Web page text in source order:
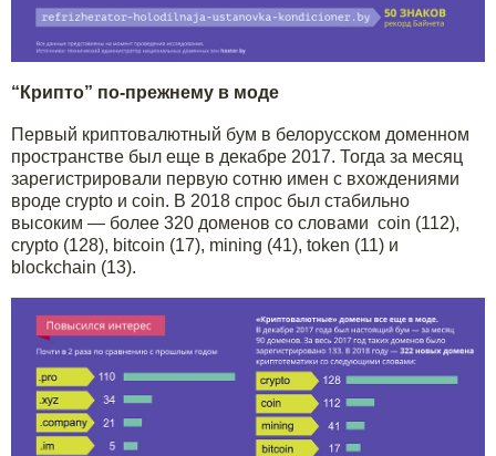
“Крипто” по-прежнему в моде
Первый криптовалютный бум в белорусском доменном
пространстве был еще в декабре 2017. Тогда за месяц
зарегистрировали первую сотню имен с вхождениями
вроде crypto и coin. В 2018 спрос был стабильно
высоким — более 320 доменов со словами сoin (112),
сrypto (128), bitcoin (17), mining (41), token (11) и
blockchain (13).